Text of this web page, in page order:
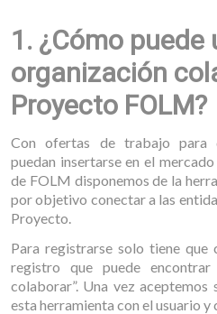
1. ¿Cómo puede
organización
Proyecto FOLM?
Con ofertas de trabajo para
puedan insertarse en el
de FOLM disponemos de la
por objetivo conectar a las
Proyecto.
Para registrarse solo tiene
registro que puede
colaborar”. Una vez
esta herramienta con el usuario y